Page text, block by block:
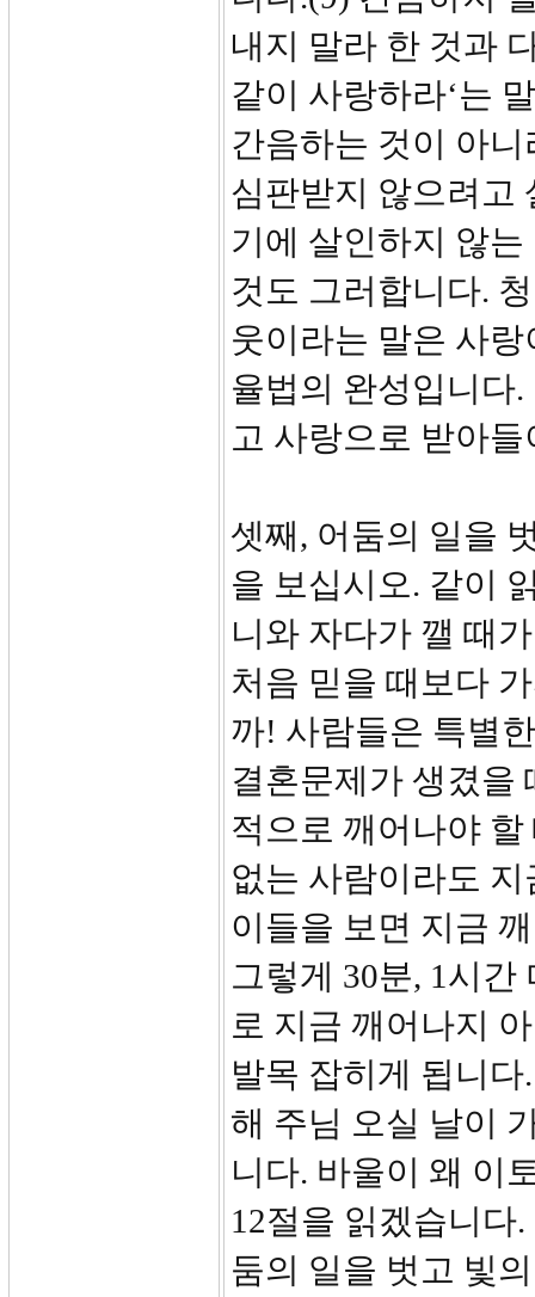
내지 말라 한 것과
같이 사랑하라‘는
간음하는 것이 아
심판받지 않으려고
기에 살인하지 않
것도 그러합니다.
웃이라는 말은 사
율법의 완성입니다
고 사랑으로 받아
셋째, 어둠의 일을
을 보십시오. 같이
니와 자다가 깰 때
처음 믿을 때보다
까! 사람들은 특별
결혼문제가 생겼을
적으로 깨어나야
없는 사람이라도
이들을 보면 지금
그렇게 30분, 1시
로 지금 깨어나지
발목 잡히게 됩니
해 주님 오실 날이
니다. 바울이 왜 이
12절을 읽겠습니다
둠의 일을 벗고 빛